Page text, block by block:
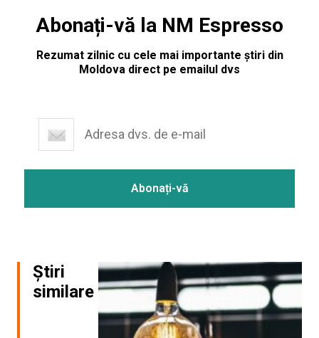
Abonați-vă la NM Espresso
Rezumat zilnic cu cele mai importante știri din
Moldova direct pe emailul dvs
Știri
similare